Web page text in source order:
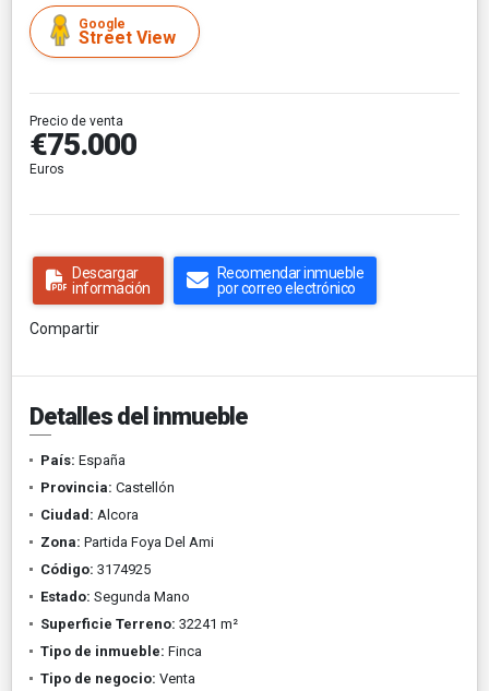
Google
Street View
Precio de venta
€75.000
Euros
Descargar
información
Recomendar inmueble
por correo electrónico
Compartir
Detalles del inmueble
País: España
Provincia: Castellón
Ciudad: Alcora
Zona: Partida Foya Del Ami
Código: 3174925
Estado: Segunda Mano
Superficie Terreno: 32241 m²
Tipo de inmueble: Finca
Tipo de negocio: Venta